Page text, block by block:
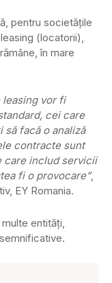
pentru societăţile
(locatorii),
în mare
leasing vor fi
cei care
facă o analiză
contracte sunt
care includ servicii
fi o provocare”,
EY Romania.
entităţi,